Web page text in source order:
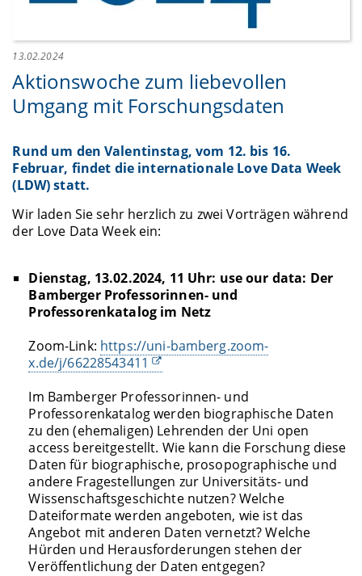
13.02.2024
Aktionswoche zum liebevollen
Umgang mit Forschungsdaten
Rund um den Valentinstag, vom 12. bis 16.
Februar, findet die internationale Love Data Week
(LDW) statt.
Wir laden Sie sehr herzlich zu zwei Vorträgen während
der Love Data Week ein:
Dienstag, 13.02.2024, 11 Uhr: use our data: Der
Bamberger Professorinnen- und
Professorenkatalog im Netz
Zoom-Link: https://uni-bamberg.zoom-
x.de/j/66228543411
Im Bamberger Professorinnen- und
Professorenkatalog werden biographische Daten
zu den (ehemaligen) Lehrenden der Uni open
access bereitgestellt. Wie kann die Forschung diese
Daten für biographische, prosopographische und
andere Fragestellungen zur Universitäts- und
Wissenschaftsgeschichte nutzen? Welche
Dateiformate werden angeboten, wie ist das
Angebot mit anderen Daten vernetzt? Welche
Hürden und Herausforderungen stehen der
Veröffentlichung der Daten entgegen?